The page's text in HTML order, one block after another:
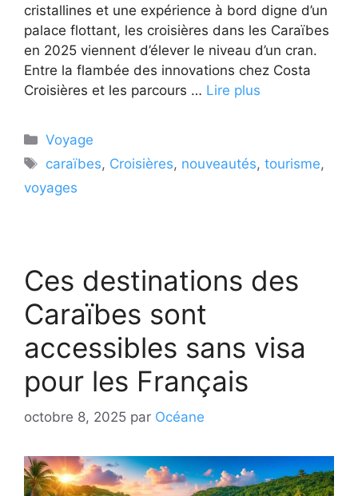
cristallines et une expérience à bord digne d’un
palace flottant, les croisières dans les Caraïbes
en 2025 viennent d’élever le niveau d’un cran.
Entre la flambée des innovations chez Costa
Croisières et les parcours … Lire plus
Catégories
Voyage
Étiquettes
caraïbes, Croisières, nouveautés,tourisme,
voyages
Ces destinations des
Caraïbes sont
accessibles sans visa
pour les Français
octobre 8, 2025 par Océane